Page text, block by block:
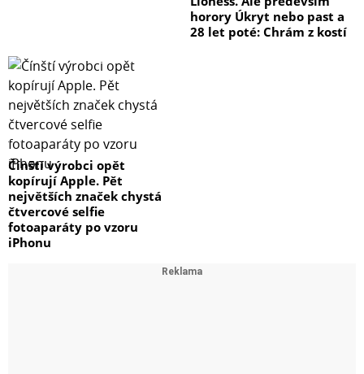
horory Úkryt nebo past a
28 let poté: Chrám z kostí
Čínští výrobci opět
kopírují Apple. Pět
největších značek chystá
čtvercové selfie
fotoaparáty po vzoru
iPhonu